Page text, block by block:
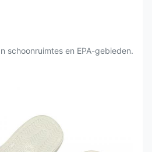
schoonruimtes en EPA-gebieden.